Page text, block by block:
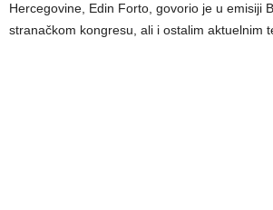
Hercegovine, Edin Forto, govorio je u emisiji
stranačkom kongresu, ali i ostalim aktuelnim